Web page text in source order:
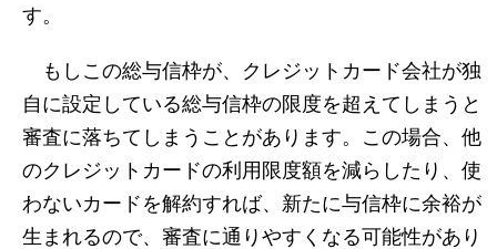
す。
もしこの総与信枠が、クレジットカード会社が独
自に設定している総与信枠の限度を超えてしまうと
審査に落ちてしまうことがあります。この場合、他
のクレジットカードの利用限度額を減らしたり、使
わないカードを解約すれば、新たに与信枠に余裕が
生まれるので、審査に通りやすくなる可能性があり